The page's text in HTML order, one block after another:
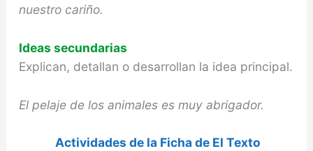
nuestro cariño.
Ideas secundarias
Explican, detallan o desarrollan la idea principal.
El pelaje de los animales es muy abrigador.
Actividades de la Ficha de El Texto